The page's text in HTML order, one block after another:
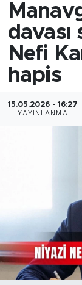
davası
Nefi
hapis
15.05.2026 - 16:27
YAYINLANMA
Gündem
İlçeler
Kültür-
Magazin
Resmi
Sağlık
Spor
Tüm
Son
Haber